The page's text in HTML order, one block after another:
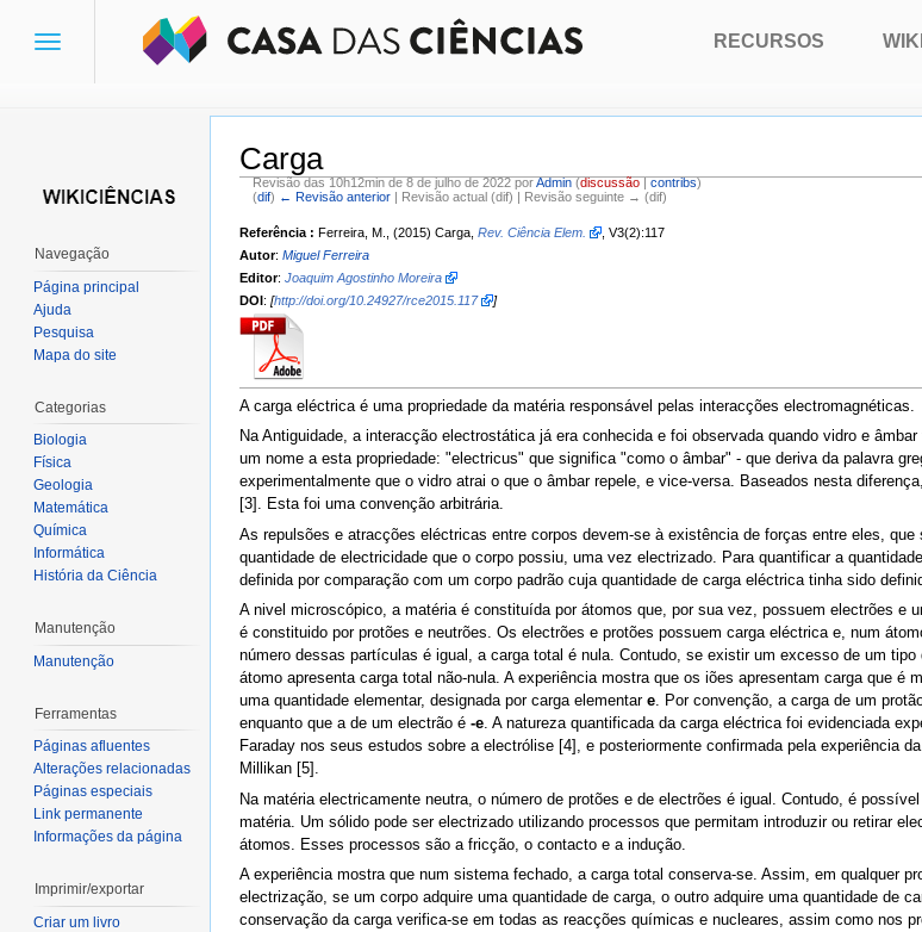
Carga
Revisão das 10h12min de 8 de julho de 2022 porAdmin (discussão|contribs)
(dif) ← Revisão anterior| Revisão actual (dif) | Revisão seguinte → (dif)
Referência : Ferreira, M., (2015) Carga, Rev. Ciência Elem.
, V3(2):117
Autor: Miguel Ferreira
Editor: Joaquim Agostinho Moreira
DOI: [http://doi.org/10.24927/rce2015.117 ]
A carga eléctrica é uma propriedade da matéria responsável pelas interacções electromagnéticas.
Na Antiguidade, a interacção electrostática já era conhecida e foi observada quando vidro e
um nome a esta propriedade: "electricus" que significa "como o âmbar" - que deriva da palavra
experimentalmente que o vidro atrai o que o âmbar repele, e vice-versa. Baseados nesta
[3]. Esta foi uma convenção arbitrária.
As repulsões e atracções eléctricas entre corpos devem-se à existência de forças entre eles,
quantidade de electricidade que o corpo possiu, uma vez electrizado. Para quantificar a
definida por comparação com um corpo padrão cuja quantidade de carga eléctrica tinha sido
A nivel microscópico, a matéria é constituída por átomos que, por sua vez, possuem electrões e
é constituido por protões e neutrões. Os electrões e protões possuem carga eléctrica e, num
número dessas partículas é igual, a carga total é nula. Contudo, se existir um excesso de um
átomo apresenta carga total não-nula. A experiência mostra que os iões apresentam carga que é
uma quantidade elementar, designada por carga elementar e. Por convenção, a carga de um
enquanto que a de um electrão é -e. A natureza quantificada da carga eléctrica foi evidenciada
Faraday nos seus estudos sobre a electrólise [4], e posteriormente confirmada pela experiência
Millikan [5].
Na matéria electricamente neutra, o número de protões e de electrões é igual. Contudo, é
matéria. Um sólido pode ser electrizado utilizando processos que permitam introduzir ou retirar
átomos. Esses processos são a fricção, o contacto e a indução.
A experiência mostra que num sistema fechado, a carga total conserva-se. Assim, em qualquer
electrização, se um corpo adquire uma quantidade de carga, o outro adquire uma quantidade de
conservação da carga verifica-se em todas as reacções químicas e nucleares, assim como nos
Toggle
RECURSOS WIKI
Navegação
Página principal
Ajuda
Pesquisa
Mapa do site
Categorias
Biologia
Física
Geologia
Matemática
Química
Informática
História da Ciência
Manutenção
Manutenção
Ferramentas
Páginas afluentes
Alterações relacionadas
Páginas especiais
Link permanente
Informações da página
Imprimir/exportar
Criar um livro